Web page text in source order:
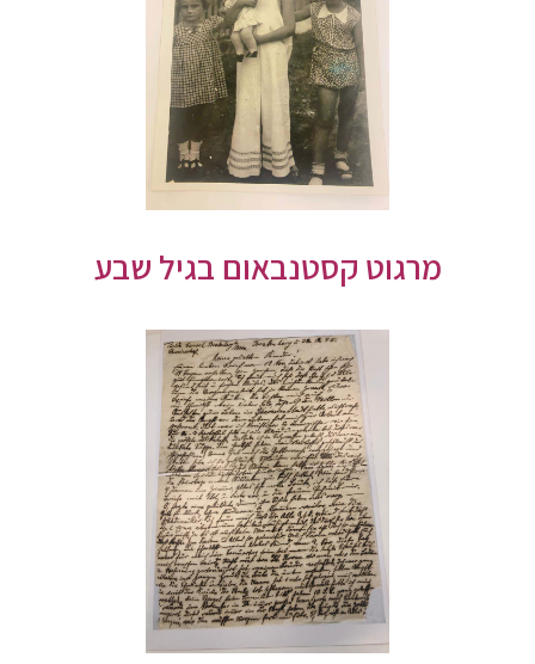
מרגוט קסטנבאום בגיל שבע